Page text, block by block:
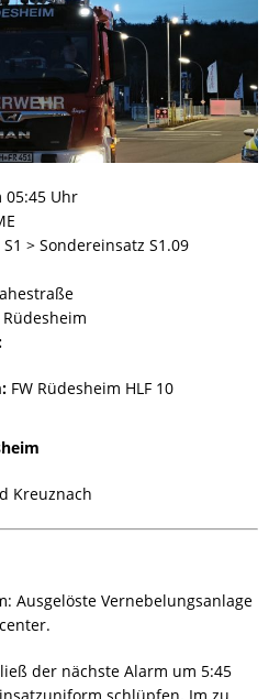
05:45 Uhr
> Sondereinsatz S1.09
FW Rüdesheim HLF 10
Kreuznach
Ausgelöste Vernebelungsanlage
der nächste Alarm um 5:45